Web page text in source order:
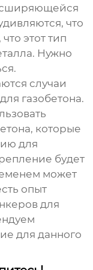
что
этот тип
Нужно
случаи
газобетона.
которые
для
будет
может
опыт
для
для данного